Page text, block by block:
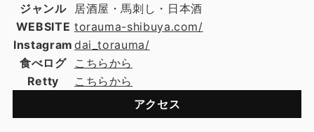
ジャンル
居酒屋・馬刺し・日本酒
WEBSITE torauma-shibuya.com/
Instagram dai_torauma/
食べログ
こちらから
Retty
こちらから
アクセス